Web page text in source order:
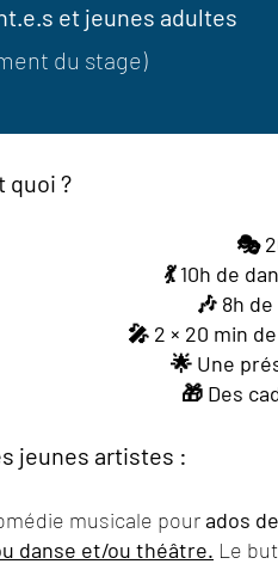
et jeunes adultes
du stage)
quoi ?
🎭
💃 10h de
🎶 8h
🎤 2 × 20 min
🌟 Une
🎁 Des
jeunes artistes :
musicale pourados
danse et/ou théâtre. Le